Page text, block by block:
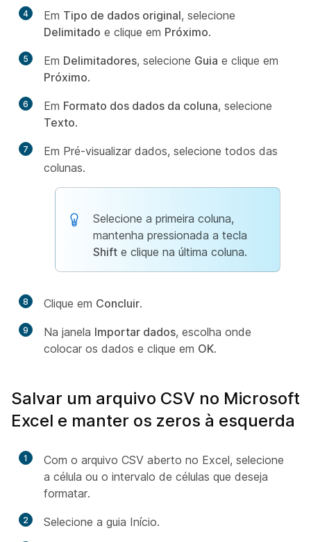
4 Em Tipo de dados original, selecione
Delimitado e clique em Próximo.
5 Em Delimitadores, selecione Guia e clique em
Próximo.
6 Em Formato dos dados da coluna, selecione
Texto.
7
Em Pré-visualizar dados, selecione todos das
colunas.
Selecione a primeira coluna,
mantenha pressionada a tecla
Shift e clique na última coluna.
8 Clique em Concluir.
9 Na janela Importar dados, escolha onde
colocar os dados e clique em OK.
Salvar um arquivo CSV no Microsoft
Excel e manter os zeros à esquerda
1
Com o arquivo CSV aberto no Excel, selecione
a célula ou o intervalo de células que deseja
formatar.
2 Selecione a guia Início.